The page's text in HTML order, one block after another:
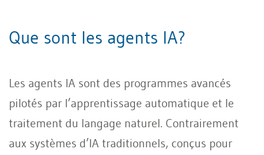
Que sont les agents IA?
Les agents IA sont des programmes avancés
pilotés par l’apprentissage automatique et le
traitement du langage naturel. Contrairement
aux systèmes d’IA traditionnels, conçus pour